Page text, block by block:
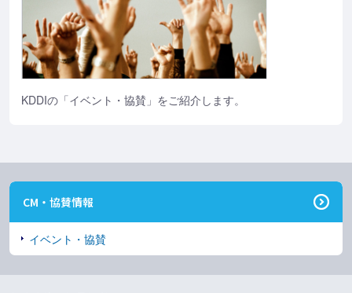
KDDIの「イベント・協賛」をご紹介します。
CM・協賛情報
イベント・協賛